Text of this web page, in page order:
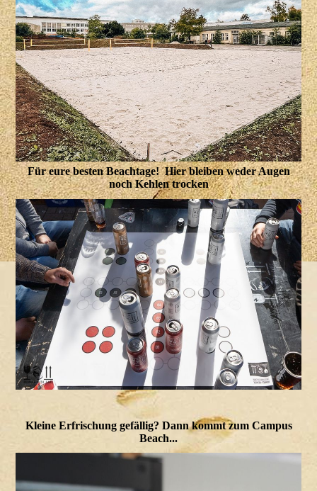
Für eure besten Beachtage! Hier bleiben weder Augen
noch Kehlen trocken
Kleine Erfrischung gefällig? Dann kommt zum Campus
Beach...